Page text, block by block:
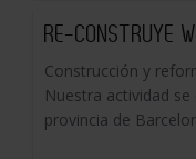
RE-CONSTRUYE
Construcción y
Nuestra actividad
provincia de